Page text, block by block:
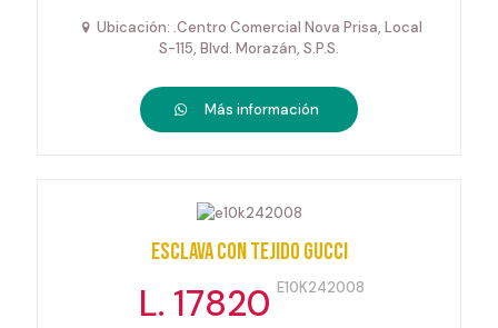
Ubicación: .Centro Comercial Nova Prisa, Local
S-115, Blvd. Morazán, S.P.S.
Más información
Esclava con tejido gucci
L. 17820 E10K242008